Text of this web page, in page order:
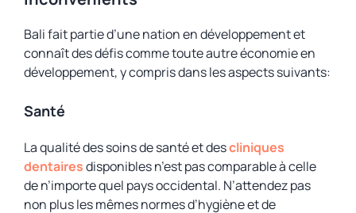
Bali fait partie d’une nation en développement et
connaît des défis comme toute autre économie en
développement, y compris dans les aspects suivants:
Santé
La qualité des soins de santé et descliniques
dentairesdisponibles n’est pas comparable à celle
de n’importe quel pays occidental. N’attendez pas
non plus les mêmes normes d’hygiène et de